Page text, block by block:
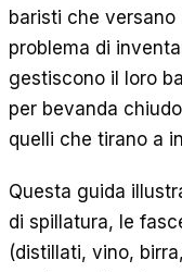
baristi che
problema di
gestiscono il loro
per bevanda
quelli che tirano a
Questa guida
di spillatura, le
(distillati, vino,